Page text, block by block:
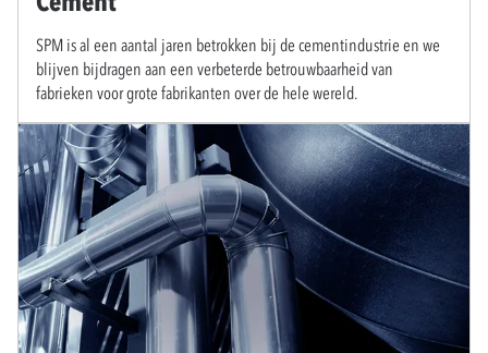
SPM is al een aantal jaren betrokken bij de cementindustrie en we
blijven bijdragen aan een verbeterde betrouwbaarheid van
fabrieken voor grote fabrikanten over de hele wereld.